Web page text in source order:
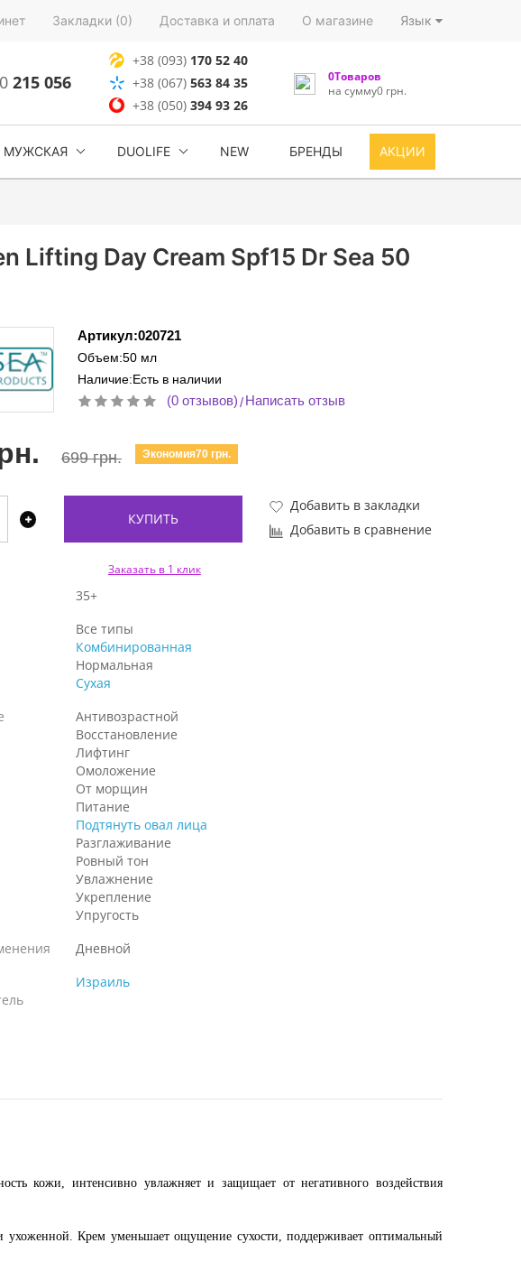
Закладки (0) Доставка и оплата О магазине Язык
215 056
+38 (093) 170 52 40
+38 (067) 563 84 35
+38 (050)394 93 26
0Товаров
на сумму0 грн.
МУЖСКАЯ DUOLIFE NEW БРЕНДЫ АКЦИИ
Lifting Day Cream Spf15 Dr Sea 50
Артикул:020721
Объем:50 мл
Наличие:Есть в наличии
(0 отзывов)/Написать отзыв
699 грн. Экономия70 грн.
КУПИТЬ
Добавить в закладки
Добавить в сравнение
Заказать в 1 клик
35+
Все типы
Комбинированная
Нормальная
Сухая
Антивозрастной
Восстановление
Лифтинг
Омоложение
От морщин
Питание
Подтянуть овал лица
Разглаживание
Ровный тон
Увлажнение
Укрепление
Упругость
Дневной
Израиль
кожи, интенсивно увлажняет и защищает от негативного воздействия
ухоженной. Крем уменьшает ощущение сухости, поддерживает оптимальный